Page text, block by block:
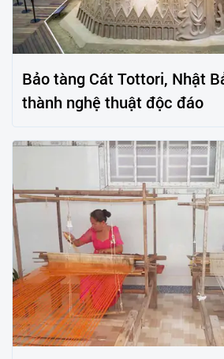
Bảo tàng Cát Tottori, Nhật
thành nghệ thuật độc đáo